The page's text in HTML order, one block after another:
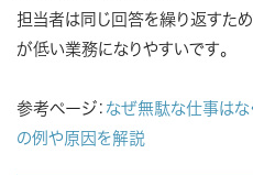
担当者は同じ回答を繰り返すた
が低い業務になりやすいです。
参考ページ： なぜ無駄な仕事は
の例や原因を解説